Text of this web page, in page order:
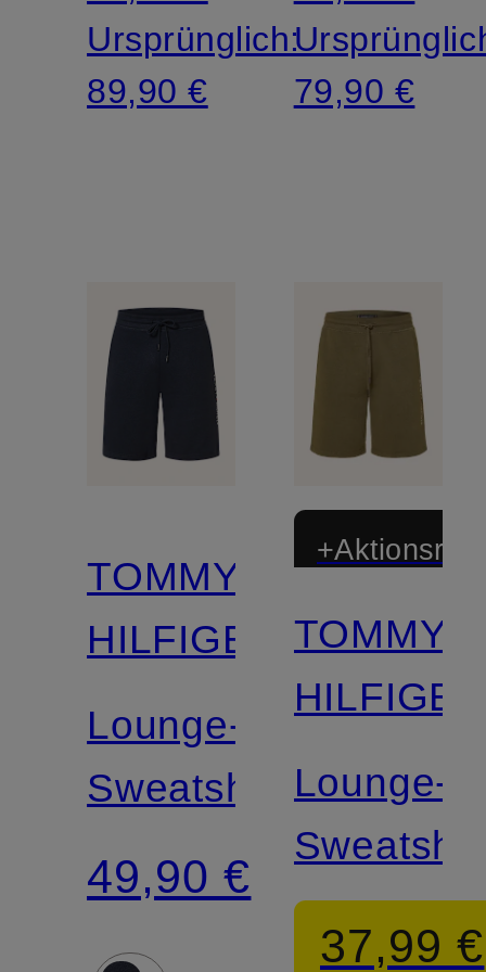
Ursprünglich:
89,90 €
79,90 €
TOMMY
HILFIGER
Lounge-
Sweatshorts
49,90 €
TOMMY
Lounge-
37,99 €